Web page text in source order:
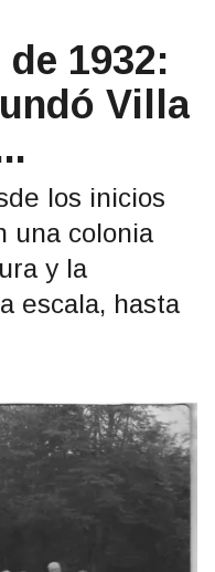
1932:
Villa
los inicios
una colonia
y la
escala, hasta